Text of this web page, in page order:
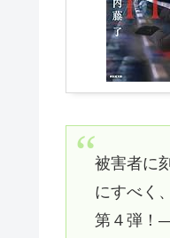
被害者に
にすべく
第４弾！